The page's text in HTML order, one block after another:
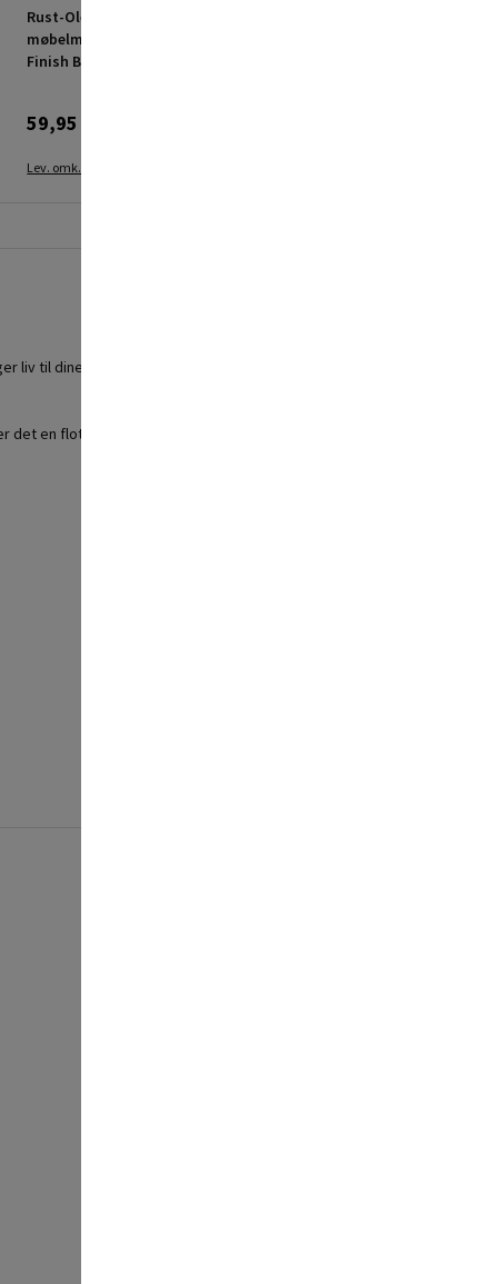
Rust-Oleum
møbelmaling Chalky
Finish Bramwell 125 ml
59,95 kr.
Lev. omk. tillægges
liv til dine gamle møbler.
det en flot fløjlsagtig glans.